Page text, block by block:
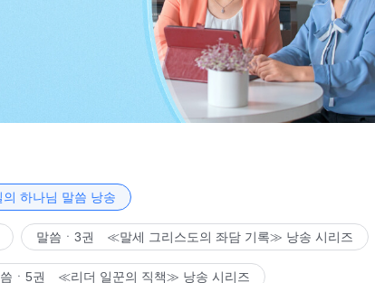
단지 나의 말을 ‘이용’해 장난감처럼 가지고 놀았을 뿐이
누구냐? 내 영은 누구냐? 나는 너희에게 이런 질문을 몇
적이 있더냐? 진실한 체험이 있었느냐? 다시 한번 일깨워
않는 자는 반드시 내 형벌의 대상이 될 것이며, 사탄의
의 하나님 말씀 낭송
말씀ㆍ3권 ≪말세 그리스도의 좌담 기록≫ 낭송 시리즈
ㆍ5권 ≪리더 일꾼의 직책≫ 낭송 시리즈